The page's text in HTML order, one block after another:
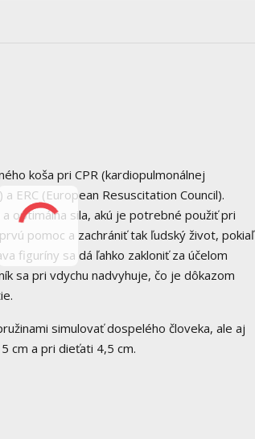
koša pri CPR (kardiopulmonálnej
ERC (European Resuscitation Council).
optimálna sila, akú je potrebné použiť pri
pomoc a zachrániť tak ľudský život, pokiaľ
figuríny sa dá ľahko zakloniť za účelom
sa pri vdychu nadvyhuje, čo je dôkazom
simulovať dospelého človeka, ale aj
cm a pri dieťati 4,5 cm.